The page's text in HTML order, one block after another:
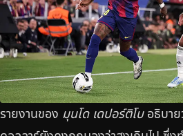
รายงานของ มุนโด เดปอร์ติโบอธิบาย